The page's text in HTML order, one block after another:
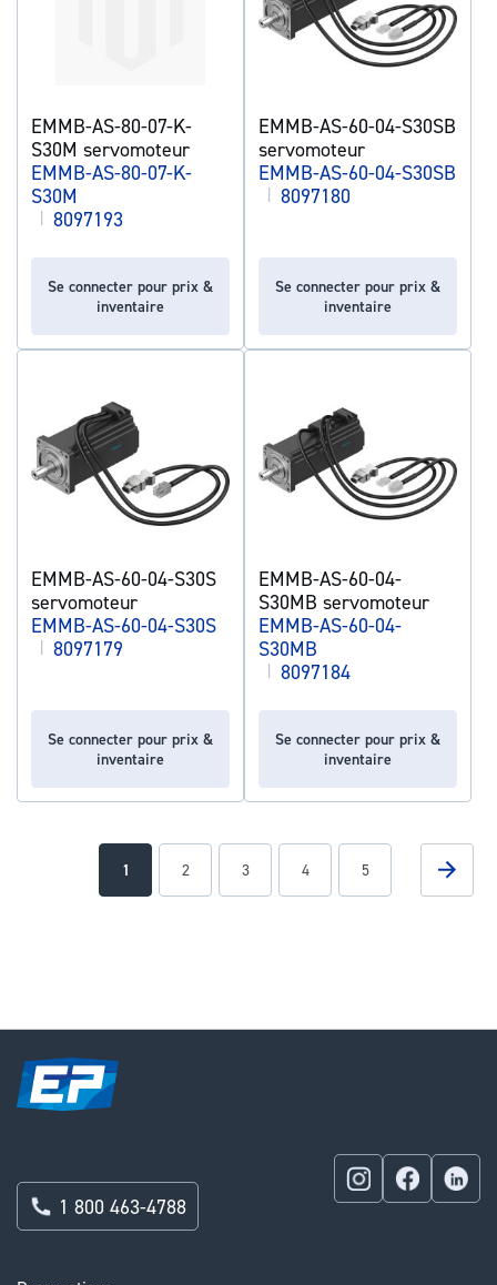
EMMB-AS-80-07-K-
S30M servomoteur
EMMB-AS-80-07-K-
S30M
| 8097193
Se connecter pour prix &
inventaire
EMMB-AS-60-04-S30SB
servomoteur
EMMB-AS-60-04-S30SB
| 8097180
Se connecter pour prix &
inventaire
EMMB-AS-60-04-S30S
servomoteur
EMMB-AS-60-04-S30S
| 8097179
Se connecter pour prix &
inventaire
EMMB-AS-60-04-
S30MB servomoteur
EMMB-AS-60-04-
S30MB
| 8097184
Se connecter pour prix &
inventaire
You're
1 Page
2 Page
3 Page
4 Page
5 Page
1 800 463-4788